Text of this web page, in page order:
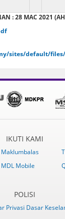
: 28 MAC 2021
sites/default/files/
IKUTI KAMI
Maklumbalas
MDL Mobile
POLISI
Privasi Dasar